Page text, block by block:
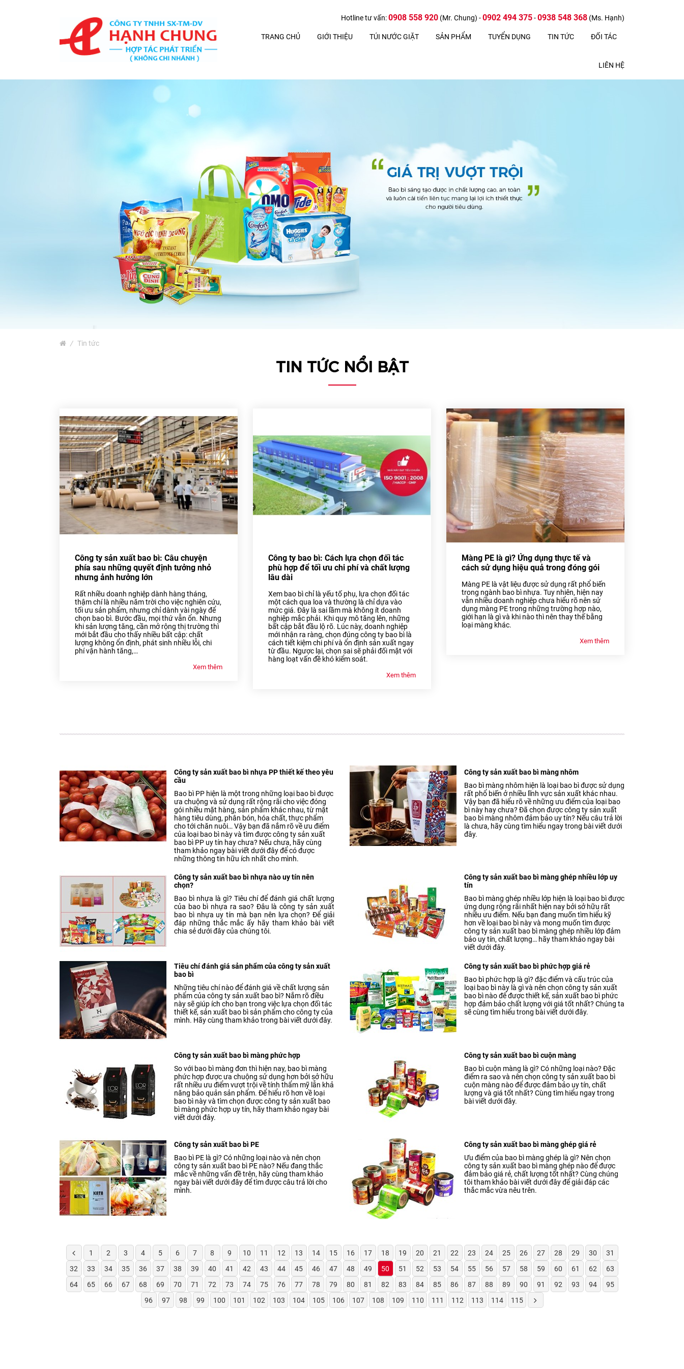
Hotline tư vấn:0908 558 920 (Mr. Chung) -0902 494 375-0938 548 368 (Ms. Hạnh)
TRANG CHỦ GIỚI THIỆU TÚI NƯỚC GIẶT SẢN PHẨM TUYỂN DỤNG TIN TỨC ĐỐI TÁC
LIÊN HỆ
/ Tin tức
TIN TỨC NỔI BẬT
Công ty sản xuất bao bì: Câu chuyện
phía sau những quyết định tưởng nhỏ
nhưng ảnh hưởng lớn
Rất nhiều doanh nghiệp dành hàng tháng,
thậm chí là nhiều năm trời cho việc nghiên cứu,
tối ưu sản phẩm, nhưng chỉ dành vài ngày để
chọn bao bì. Bước đầu, mọi thứ vẫn ổn. Nhưng
khi sản lượng tăng, cần mở rộng thị trường thì
mới bắt đầu cho thấy nhiều bất cập: chất
lượng không ổn định, phát sinh nhiều lỗi, chi
phí vận hành tăng,…
Xem thêm
Công ty bao bì: Cách lựa chọn đối tác
phù hợp để tối ưu chi phí và chất lượng
lâu dài
Xem bao bì chỉ là yếu tố phụ, lựa chọn đối tác
một cách qua loa và thường là chỉ dựa vào
mức giá. Đây là sai lầm mà không ít doanh
nghiệp mắc phải. Khi quy mô tăng lên, những
bất cập bắt đầu lộ rõ. Lúc này, doanh nghiệp
mới nhận ra ràng, chọn đúng công ty bao bì là
cách tiết kiệm chi phí và ổn định sản xuất ngay
từ đầu. Ngược lại, chọn sai sẽ phải đối mặt với
hàng loạt vấn đề khó kiểm soát.
Xem thêm
Màng PE là gì? Ứng dụng thực tế và
cách sử dụng hiệu quả trong đóng gói
Màng PE là vật liệu được sử dụng rất phổ biến
trong ngành bao bì nhựa. Tuy nhiên, hiện nay
vẫn nhiều doanh nghiệp chưa hiểu rõ nên sử
dụng màng PE trong những trường hợp nào,
giới hạn là gì và khi nào thì nên thay thế bằng
loại màng khác.
Xem thêm
Công ty sản xuất bao bì nhựa PP thiết kế theo yêu
cầu
Bao bì PP hiện là một trong những loại bao bì được
ưa chuộng và sử dụng rất rộng rãi cho việc đóng
gói nhiều mặt hàng, sản phẩm khác nhau, từ mặt
hàng tiêu dùng, phân bón, hóa chất, thực phẩm
cho tới chăn nuôi… Vậy bạn đã nắm rõ về ưu điểm
của loại bao bì này và tìm được công ty sản xuất
bao bì PP uy tín hay chưa? Nếu chưa, hãy cùng
tham khảo ngay bài viết dưới đây để có được
những thông tin hữu ích nhất cho mình.
Công ty sản xuất bao bì màng nhôm
Bao bì màng nhôm hiện là loại bao bì được sử dụng
rất phổ biến ở nhiều lĩnh vực sản xuất khác nhau.
Vậy bạn đã hiểu rõ về những ưu điểm của loại bao
bì này hay chưa? Đã chọn được công ty sản xuất
bao bì màng nhôm đảm bảo uy tín? Nếu câu trả lời
là chưa, hãy cùng tìm hiểu ngay trong bài viết dưới
đây.
Công ty sản xuất bao bì nhựa nào uy tín nên
chọn?
Bao bì nhựa là gì? Tiêu chí để đánh giá chất lượng
của bao bì nhựa ra sao? Đâu là công ty sản xuất
bao bì nhựa uy tín mà bạn nên lựa chọn? Để giải
đáp những thắc mắc ấy hãy tham khảo bài viết
chia sẻ dưới đây của chúng tôi.
Công ty sản xuất bao bì màng ghép nhiều lớp uy
tín
Bao bì màng ghép nhiều lớp hiện là loại bao bì được
ứng dụng rộng rãi nhất hiện nay bởi sở hữu rất
nhiều ưu điểm. Nếu bạn đang muốn tìm hiểu kỹ
hơn về loại bao bì này và mong muốn tìm được
công ty sản xuất bao bì màng ghép nhiều lớp đảm
bảo uy tín, chất lượng… hãy tham khảo ngay bài
viết dưới đây.
Tiêu chí đánh giá sản phẩm của công ty sản xuất
bao bì
Những tiêu chí nào để đánh giá về chất lượng sản
phẩm của công ty sản xuất bao bì? Nắm rõ điều
này sẽ giúp ích cho bạn trong việc lựa chọn đối tác
thiết kế, sản xuất bao bì sản phẩm cho công ty của
mình. Hãy cùng tham khảo trong bài viết dưới đây.
Công ty sản xuất bao bì phức hợp giá rẻ
Bao bì phức hợp là gì? đặc điểm và cấu trúc của
loại bao bì này là gì và nên chọn công ty sản xuất
bao bì nào để được thiết kế, sản xuất bao bì phức
hợp đảm bảo chất lượng với giá tốt nhất? Chúng ta
sẽ cùng tìm hiểu trong bài viết dưới đây.
Công ty sản xuất bao bì màng phức hợp
So với bao bì màng đơn thì hiện nay, bao bì màng
phức hợp được ưa chuộng sử dụng hơn bởi sở hữu
rất nhiều ưu điểm vượt trội về tính thẩm mỹ lẫn khả
năng bảo quản sản phẩm. Để hiểu rõ hơn về loại
bao bì này và tìm chọn được công ty sản xuất bao
bì màng phức hợp uy tín, hãy tham khảo ngay bài
viết dưới đây.
Công ty sản xuất bao bì cuộn màng
Bao bì cuộn màng là gì? Có những loại nào? Đặc
điểm ra sao và nên chọn công ty sản xuất bao bì
cuộn màng nào để được đảm bảo uy tín, chất
lượng và giá tốt nhất? Cùng tìm hiểu ngay trong
bài viết dưới đây.
Công ty sản xuất bao bì PE
Bao bì PE là gì? Có những loại nào và nên chọn
công ty sản xuất bao bì PE nào? Nếu đang thắc
mắc về những vấn đề trên, hãy cùng tham khảo
ngay bài viết dưới đây để tìm được câu trả lời cho
mình.
Công ty sản xuất bao bì màng ghép giá rẻ
Ưu điểm của bao bì màng ghép là gì? Nên chọn
công ty sản xuất bao bì màng ghép nào để được
đảm bảo giá rẻ, chất lượng tốt nhất? Cùng chúng
tôi tham khảo bài viết dưới đây để giải đáp các
thắc mắc vừa nêu trên.
1 2 3 4 5 6 7 8 9 10 11 12 13 14 15 16 17 18 19 20 21 22 23 24 25 26 27 28 29 30
31
32
33 34 35 36 37 38 39 40 41 42 43 44 45 46 47 48 49 50 51 52 53 54 55 56 57 58 59 60 61 62
63
64
65 66 67 68 69 70 71 72 73 74 75 76 77 78 79 80 81 82 83 84 85 86 87 88 89 90 91 92 93 94
95
96
97 98 99 100 101 102 103 104 105 106 107 108 109 110 111 112 113 114 115